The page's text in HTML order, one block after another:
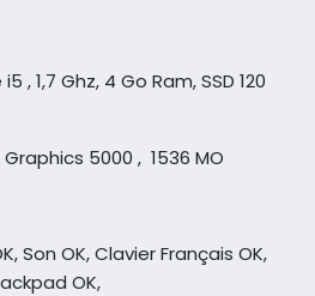
, 1,7 Ghz, 4 Go Ram, SSD 120
5000 , 1536 MO
Son OK, Clavier Français OK,
OK,